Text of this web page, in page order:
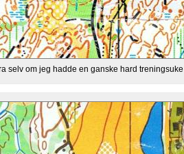
selv om jeg hadde en ganske hard